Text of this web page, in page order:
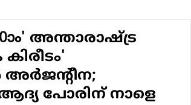
അന്താരാഷ്ട്ര
അർജന്റീന;
പോരിന് നാളെ